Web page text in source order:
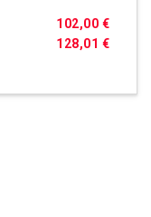
128,01 €
102,00 €